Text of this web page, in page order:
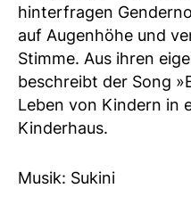
hinterfragen
auf Augenhöhe und
Stimme. Aus ihren
beschreibt der Song
Leben von Kindern in
Kinderhaus.
Musik: Sukini